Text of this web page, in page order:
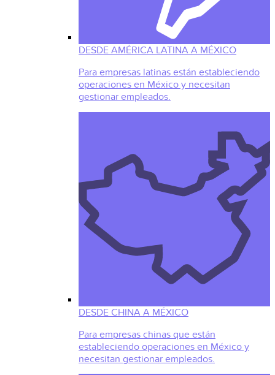
DESDE AMÉRICA LATINA A MÉXICO
Para empresas latinas están estableciendo
operaciones en México y necesitan
gestionar empleados.
DESDE CHINA A MÉXICO
Para empresas chinas que están
estableciendo operaciones en México y
necesitan gestionar empleados.